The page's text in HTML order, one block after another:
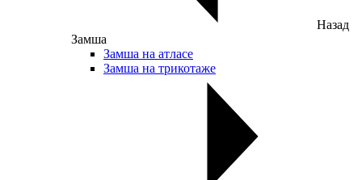
Назад
Замша
Замша на атласе
Замша на трикотаже